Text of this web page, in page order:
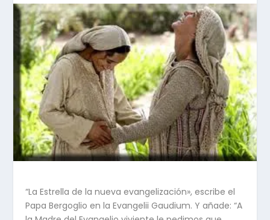
“La Estrella de la nueva evangelización», escribe el
Papa Bergoglio en la Evangelii Gaudium. Y añade: “A